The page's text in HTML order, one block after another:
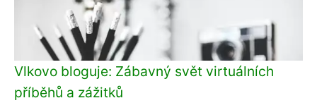
Vlkovo bloguje: Zábavný svět virtuálních
příběhů a zážitků